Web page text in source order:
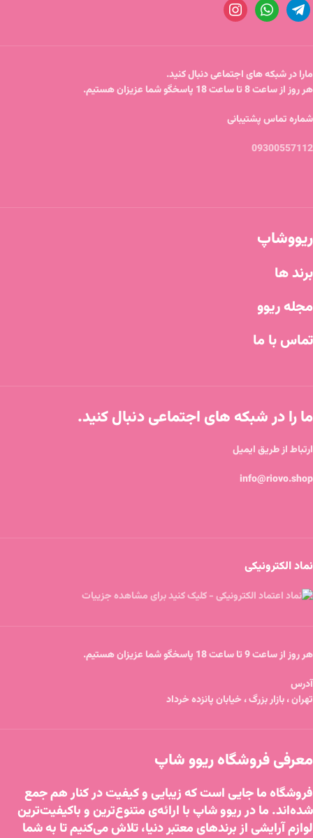
مارا در شبکه های اجتماعی دنبال کنید.
هر روز از ساعت 8 تا ساعت 18 پاسخگو شما عزیزان هستیم.
شماره تماس پشتیبانی
09300557112
ریووشاپ
برند ها
مجله ریوو
تماس با ما
ما را در شبکه های اجتماعی دنبال کنید.
ارتباط از طریق ایمیل
info@riovo.shop
نماد الکترونیکی
هر روز از ساعت 9 تا ساعت 18 پاسخگو شما عزیزان هستیم.
آدرس
تهران ، بازار بزرگ ، خیابان پانزده خرداد
معرفی فروشگاه ریوو شاپ
فروشگاه ما جایی است که زیبایی و کیفیت در کنار هم جمع
شده‌اند. ما در ریوو شاپ با ارائه‌ی متنوع‌ترین و باکیفیت‌ترین
لوازم آرایشی از برندهای معتبر دنیا، تلاش می‌کنیم تا به شما